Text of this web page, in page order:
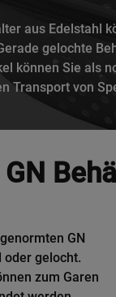
aus Edelstahl
gelochte
können Sie als
Transport von
GN
oder gelocht.
zum Garen